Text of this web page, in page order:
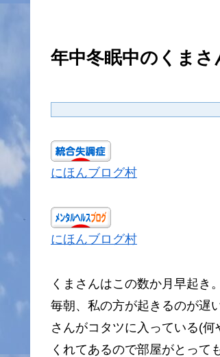
年中冬眠中のくま
にほんブログ村
にほんブログ村
くまさんはこの数か月早起き。
毎朝、私の方が起きるのが遅
さんがコタツに入っている(
くれてあるので部屋がとって